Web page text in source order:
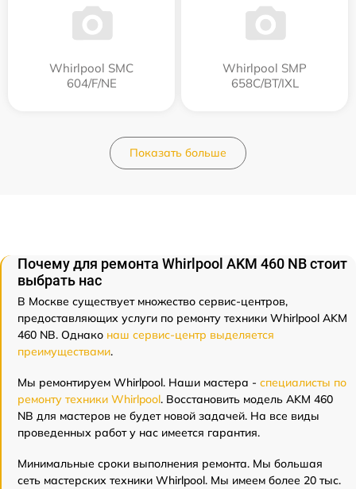
Whirlpool SMC
604/F/NE
Whirlpool SMP
658C/BT/IXL
Показать больше
Почему для ремонта Whirlpool AKM 460 NB стоит
выбрать нас
В Москве существует множество сервис-центров,
предоставляющих услуги по ремонту техники Whirlpool AKM
460 NB. Однако наш сервис-центр выделяется
преимуществами.
Мы ремонтируем Whirlpool. Наши мастера - специалисты по
ремонту техники Whirlpool. Восстановить модель AKM 460
NB для мастеров не будет новой задачей. На все виды
проведенных работ у нас имеется гарантия.
Минимальные сроки выполнения ремонта. Мы большая
сеть мастерских техники Whirlpool. Мы имеем более 20 тыс.